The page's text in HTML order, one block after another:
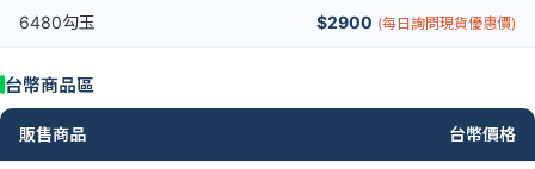
6480勾玉 $2900 (每日詢問現貨優惠價)
台幣商品區
販售商品 台幣價格